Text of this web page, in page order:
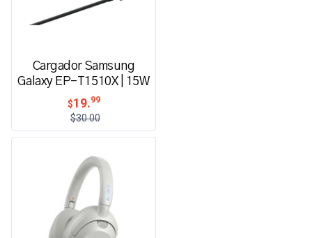
Cargador Samsung
Galaxy EP-T1510X | 15W
$19.99
$30.00